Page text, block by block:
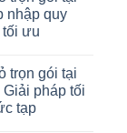
nhập quy
tối ưu
trọn gói tại
pháp tối
tạp